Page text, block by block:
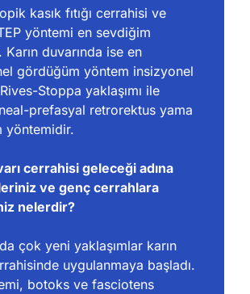
kasık fıtığı cerrahisi ve
yöntemi en sevdiğim
duvarında ise en
gördüğüm yöntem insizyonel
Stoppa yaklaşımı ile
prefasyal retrorektus yama
yöntemidir.
cerrahisi geleceği adına
ve genç cerrahlara
nelerdir?
çok yeni yaklaşımlar karın
uygulanmaya başladı.
botoks ve fasciotens